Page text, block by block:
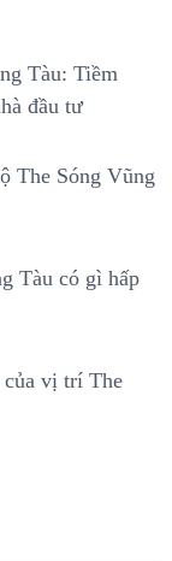
Tàu: Tiềm
đầu tư
The Sóng Vũng
Tàu có gì hấp
vị trí The